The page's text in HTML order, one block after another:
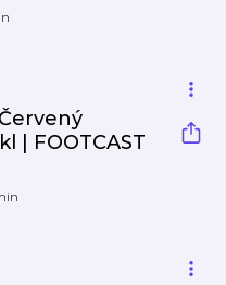
| FOOTCAST